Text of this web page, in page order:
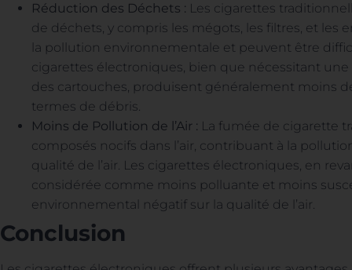
Réduction des Déchets : Les cigarettes
de déchets, y compris les mégots, les filtres, et les
la pollution environnementale et peuvent être
cigarettes électroniques, bien que nécessitant
des cartouches, produisent généralement moins
termes de débris.
Moins de Pollution de l’Air : La fumée de cigarette
composés nocifs dans l’air, contribuant à la
qualité de l’air. Les cigarettes électroniques, en
considérée comme moins polluante et moins
environnemental négatif sur la qualité de l’air.
Conclusion